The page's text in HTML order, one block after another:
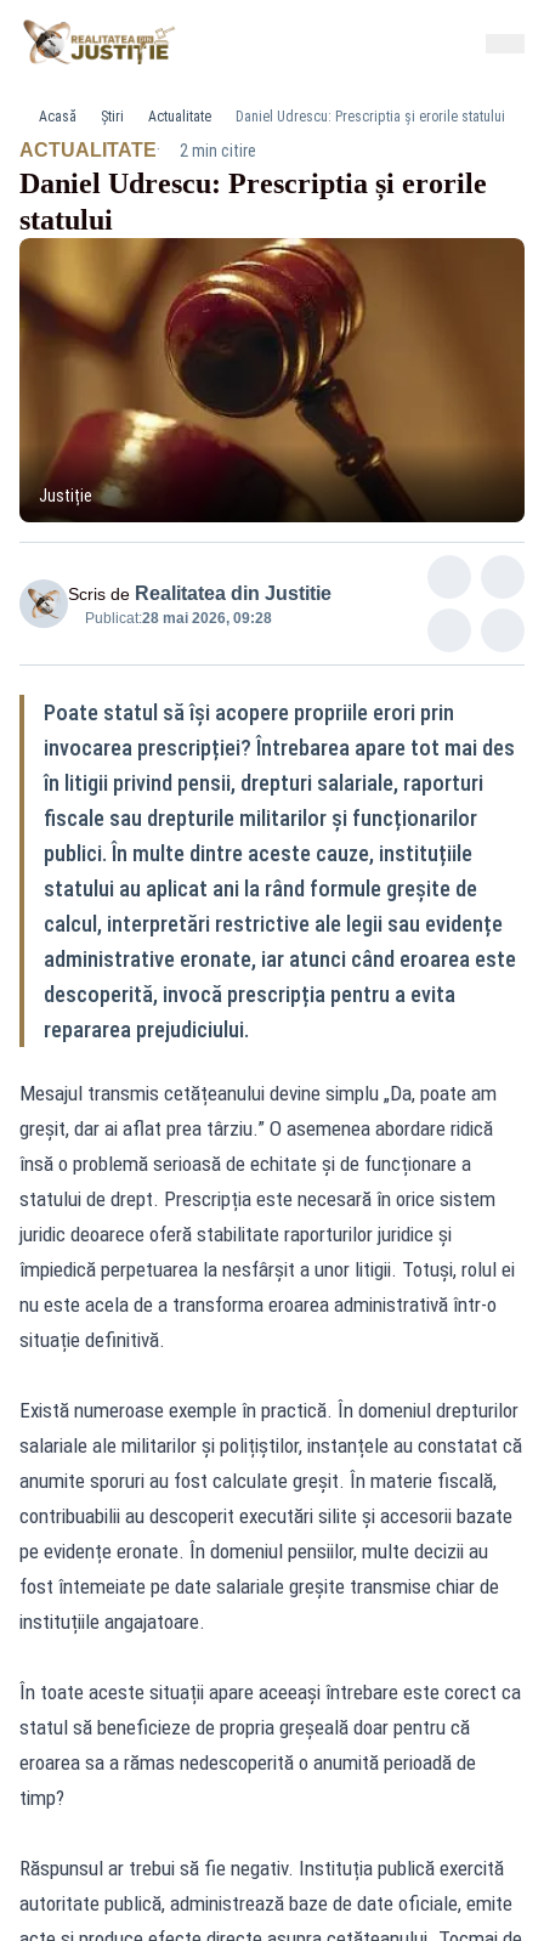
Acasă Știri Actualitate Daniel Udrescu: Prescriptia și erorile statului
ACTUALITATE· 2 min citire
Daniel Udrescu: Prescriptia și erorile
statului
Justiție
Scris de Realitatea din Justitie
Publicat:28 mai 2026, 09:28
Poate statul să își acopere propriile erori prin
invocarea prescripției? Întrebarea apare tot mai des
în litigii privind pensii, drepturi salariale, raporturi
fiscale sau drepturile militarilor și funcționarilor
publici. În multe dintre aceste cauze, instituțiile
statului au aplicat ani la rând formule greșite de
calcul, interpretări restrictive ale legii sau evidențe
administrative eronate, iar atunci când eroarea este
descoperită, invocă prescripția pentru a evita
repararea prejudiciului.
Mesajul transmis cetățeanului devine simplu „Da, poate am
greșit, dar ai aflat prea târziu.” O asemenea abordare ridică
însă o problemă serioasă de echitate și de funcționare a
statului de drept. Prescripția este necesară în orice sistem
juridic deoarece oferă stabilitate raporturilor juridice și
împiedică perpetuarea la nesfârșit a unor litigii. Totuși, rolul ei
nu este acela de a transforma eroarea administrativă într-o
situație definitivă.
Există numeroase exemple în practică. În domeniul drepturilor
salariale ale militarilor și polițiștilor, instanțele au constatat că
anumite sporuri au fost calculate greșit. În materie fiscală,
contribuabilii au descoperit executări silite și accesorii bazate
pe evidențe eronate. În domeniul pensiilor, multe decizii au
fost întemeiate pe date salariale greșite transmise chiar de
instituțiile angajatoare.
În toate aceste situații apare aceeași întrebare este corect ca
statul să beneficieze de propria greșeală doar pentru că
eroarea sa a rămas nedescoperită o anumită perioadă de
timp?
Răspunsul ar trebui să fie negativ. Instituția publică exercită
autoritate publică, administrează baze de date oficiale, emite